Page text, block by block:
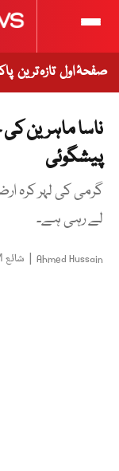
صفحۂ اول تازہ ترین
ناسا ماہرین
پیشگوئی
گرمی کی لہر کرہ
لے رہی ہے۔
Ahmed Hussain
| شائع